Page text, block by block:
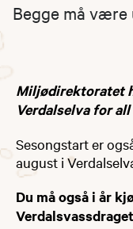
Begge må
Miljødirektoratet
Verdalselva for
Sesongstart er
august i
Du må også i år